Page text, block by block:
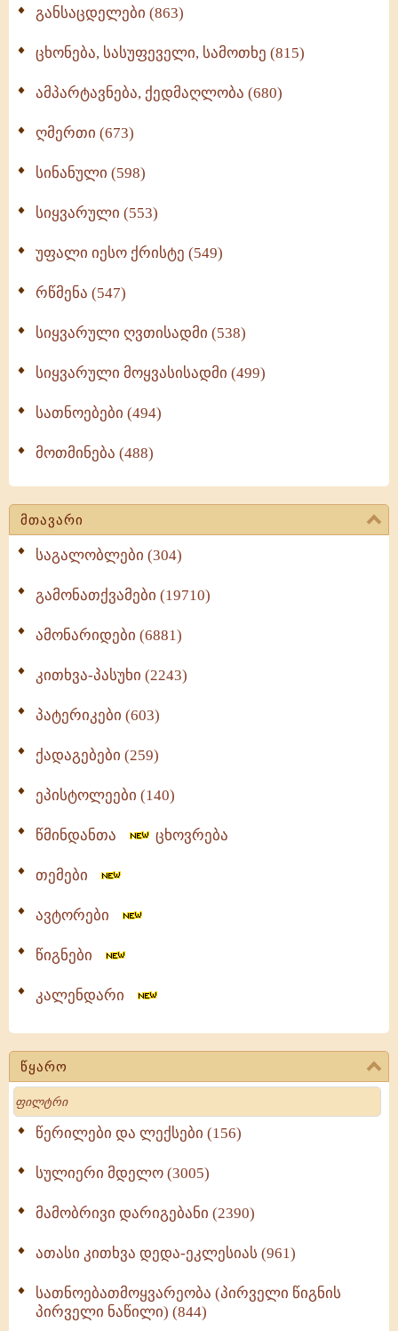
განსაცდელები (863)
ცხონება, სასუფეველი, სამოთხე (815)
ამპარტავნება, ქედმაღლობა (680)
ღმერთი (673)
სინანული (598)
სიყვარული (553)
უფალი იესო ქრისტე (549)
რწმენა (547)
სიყვარული ღვთისადმი (538)
სიყვარული მოყვასისადმი (499)
სათნოებები (494)
მოთმინება (488)
მთავარი
საგალობლები (304)
გამონათქვამები (19710)
ამონარიდები (6881)
კითხვა-პასუხი (2243)
პატერიკები (603)
ქადაგებები (259)
ეპისტოლეები (140)
წმინდანთა ცხოვრება
თემები
ავტორები
წიგნები
კალენდარი
წყარო
Search
წერილები და ლექსები (156)
სულიერი მდელო (3005)
მამობრივი დარიგებანი (2390)
ათასი კითხვა დედა-ეკლესიას (961)
სათნოებათმოყვარეობა (პირველი წიგნის
პირველი ნაწილი) (844)